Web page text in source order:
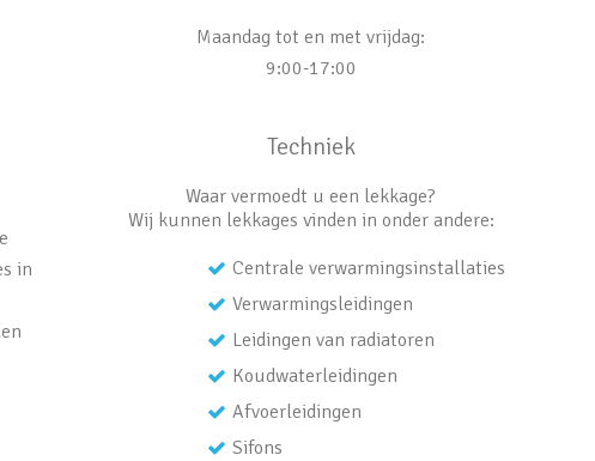
in
Maandag tot en met vrijdag:
9:00-17:00
Techniek
Waar vermoedt u een lekkage?
Wij kunnen lekkages vinden in onder andere:
Centrale verwarmingsinstallaties
Verwarmingsleidingen
Leidingen van radiatoren
Koudwaterleidingen
Afvoerleidingen
Sifons